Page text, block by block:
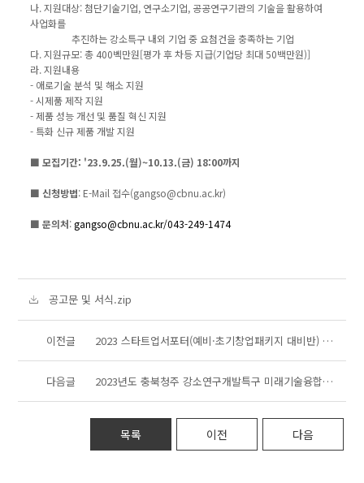
나. 지원대상: 첨단기술기업, 연구소기업, 공공연구기관의 기술을 활용하여
사업화를
추진하는 강소특구 내외 기업 중 요첨건을 충족하는 기업
다. 지원규모: 총 400벡만원[평가 후 차등 지급(기업당 최대 50백만원)]
라. 지원내용
- 애로기술 분석 및 해소 지원
- 시제품 제작 지원
- 제품 성능 개선 및 품질 혁신 지원
- 특화 신규 제품 개발 지원
■ 모집기간: '23.9.25.(월)~10.13.(금) 18:00까지
■ 신청방법: E-Mail 접수(gangso@cbnu.ac.kr)
■ 문의처:gangso@cbnu.ac.kr/043-249-1474
공고문 및 서식.zip
이전글 2023 스타트업서포터(예비·초기창업패키지 대비반) 참여기업 모집
다음글 2023년도 충북청주 강소연구개발특구 미래기술융합제품혁신지원 사업 공고
목록 이전 다음